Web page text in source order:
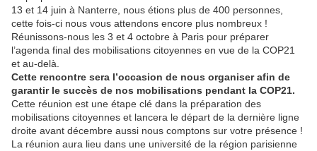
13 et 14 juin à Nanterre, nous étions plus de 400 personnes,
cette fois-ci nous vous attendons encore plus nombreux !
Réunissons-nous les 3 et 4 octobre à Paris pour préparer
l’agenda final des mobilisations citoyennes en vue de la COP21
et au-delà.
Cette rencontre sera l’occasion de nous organiser afin de
garantir le succès de nos mobilisations pendant la COP21.
Cette réunion est une étape clé dans la préparation des
mobilisations citoyennes et lancera le départ de la dernière ligne
droite avant décembre aussi nous comptons sur votre présence !
La réunion aura lieu dans une université de la région parisienne